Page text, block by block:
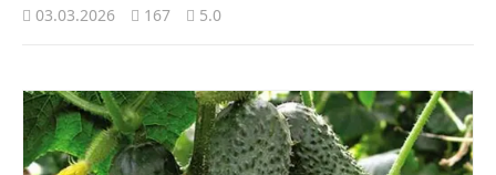
03.03.2026 167 5.0